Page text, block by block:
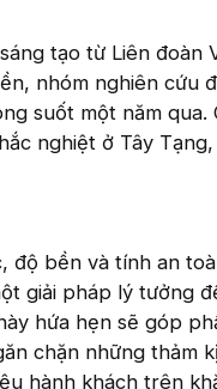
tạo từ Liên đoàn
nhóm nghiên cứu
suốt một năm qua.
nghiệt ở Tây
độ bền và tính an
giải pháp lý tưởng
hứa hẹn sẽ góp
chặn những thảm
hành khách trên